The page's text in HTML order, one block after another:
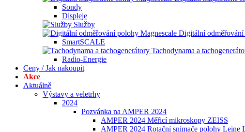
Sondy
Displeje
Služby
Digitální
SmartSCALE
Tachodynama a
Radio-Energie
Ceny / Jak nakoupit
Akce
Aktuálně
Výstavy a veletrhy
2024
Pozvánka na AMPER 2024
AMPER 2024 Měřicí mikroskopy ZEISS
AMPER 2024 Rotační snímače polohy Leine